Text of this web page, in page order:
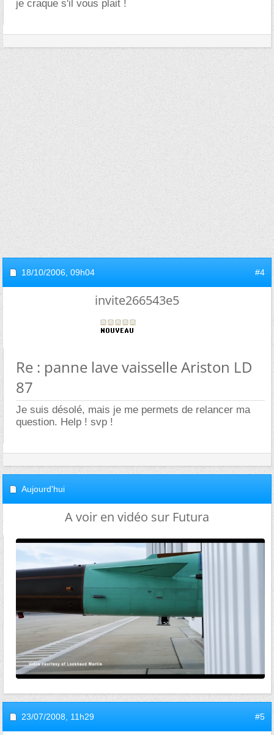
je craque s'il vous plait !
18/10/2006, 09h04 #4
invite266543e5
Re : panne lave vaisselle Ariston LD
87
Je suis désolé, mais je me permets de relancer ma
question. Help ! svp !
Aujourd'hui
A voir en vidéo sur Futura
23/07/2008, 11h29 #5